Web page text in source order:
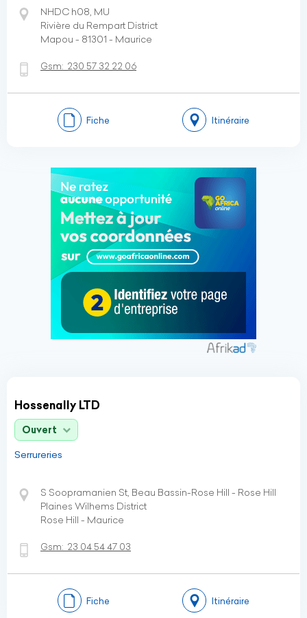
NHDC h08, MU
Rivière du Rempart District
Mapou - 81301 - Maurice
Gsm: 230 57 32 22 06
Fiche Itinéraire
Hossenally LTD
Ouvert
Serrureries
S Soopramanien St, Beau Bassin-Rose Hill - Rose Hill
Plaines Wilhems District
Rose Hill - Maurice
Gsm: 23 04 54 47 03
Fiche Itinéraire